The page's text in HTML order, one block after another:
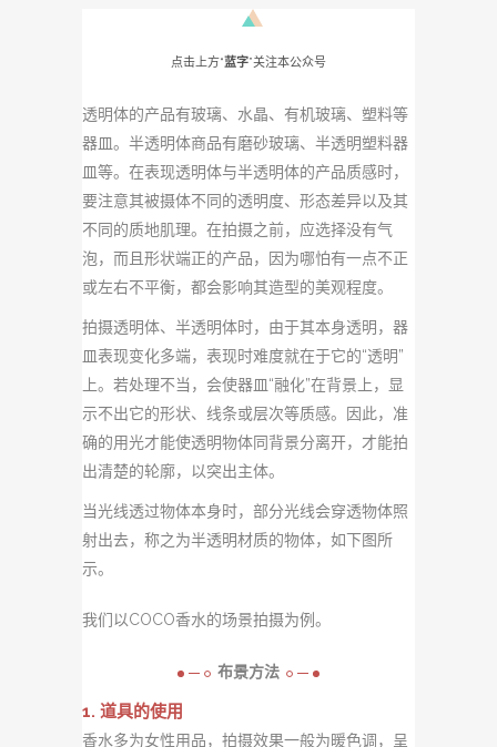
点击上方“蓝字”关注本公众号
透明体的产品有玻璃、水晶、有机玻璃、塑料等
器皿。半透明体商品有磨砂玻璃、半透明塑料器
皿等。 在表现透明体与半透明体的产品质感时，
要注意其被摄体不同的透明度、形态差异以及其
不同的质地肌理。在拍摄之前，应选择没有气
泡，而且形状端正的产品，因为哪怕有一点不正
或左右不平衡，都会影响其造型的美观程度。
拍摄透明体、半透明体时，由于其本身透明，器
皿表现变化多端，表现时难度就在于它的“透明”
上。若处理不当，会使器皿“融化”在背景上，显
示不出它的形状、线条或层次等质感。因此，准
确的用光才能使透明物体同背景分离开，才能拍
出清楚的轮廓，以突出主体。
当光线透过物体本身时，部分光线会穿透物体照
射出去，称之为半透明材质的物体，如下图所
示。
我们以COCO香水的场景拍摄为例。
布景方法
1. 道具的使用
香水多为女性用品，拍摄效果一般为暖色调，呈